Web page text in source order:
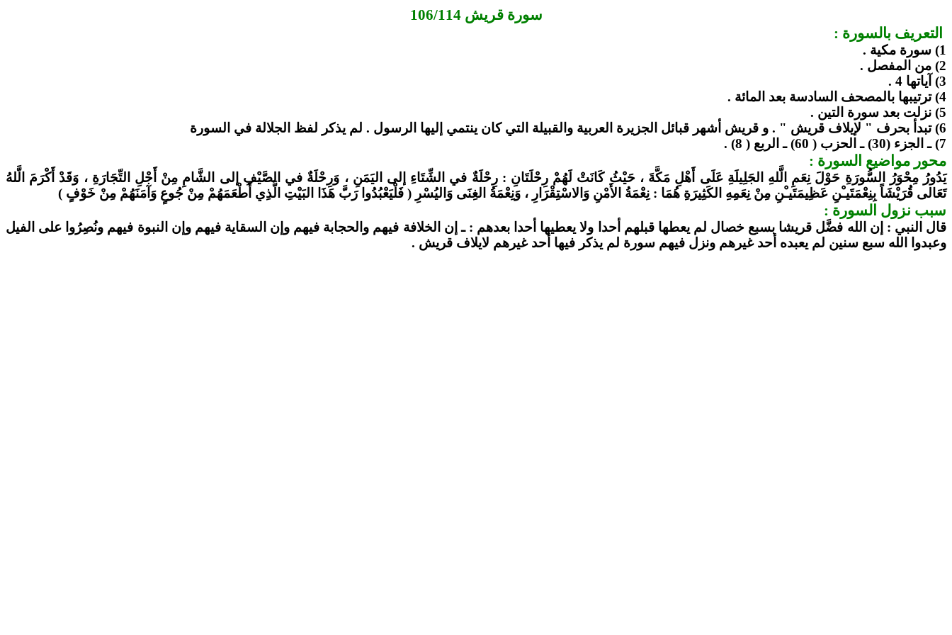
سورة قريش 106/114
التعريف بالسورة :
1) سورة مكية .
2) من المفصل .
3) آياتها 4 .
4) ترتيبها بالمصحف السادسة بعد المائة .
5) نزلت بعد سورة التين .
6) تبدأ بحرف " لإيلاف قريش " . و قريش أشهر قبائل الجزيرة العربية والقبيلة التي كان ينتمي إليها الرسول . لم يذكر لفظ الجلالة في السورة
7) ـ الجزء (30) ـ الحزب ( 60) ـ الربع ( 8) .
محور مواضيع السورة :
يَدُورُ مِحْوَرُ السُّورَةِ حَوْلَ نِعَمِ الَّلهِ الجَلِيلَةِ عَلَى أَهْلِ مَكَّةَ ، حَيْثُ كَانَتْ لَهُمْ رِحْلَتَانِ : رِحْلَةٌ في الشِّتَاءِ إلى اليَمَنِ ، وَرِحْلَةٌ في الصَّيْفِ إلى الشَّامِ مِنْ أَجْلِ التِّجَارَةِ ، وَقَدْ أَكْرَمَ الَّلهُ
تَعَالى قُرَيْشَاً بِنِعْمَتَيـْنِ عَظِيمَتَيـْنِ مِنْ نِعَمِهِ الكَثِيرَةِ هُمَا : نِعْمَةُ الأَمْنِ وَالاسْتِقْرَارِ ، وَنِعْمَةُ الغِنَى وَاليُسْرِ ( فَلْيَعْبُدُوا رَبَّ هَذَا البَيْتِ الَّذِي أَطْعَمَهُمْ مِنْ جُوعٍ وَآمَنَهُمْ مِنْ خَوْفٍ )
سبب نزول السورة :
قال النبي : إن الله فضَّل قريشا بسبع خصال لم يعطها قبلهم أحدا ولا يعطيها أحدا بعدهم : ـ إن الخلافة فيهم والحجابة فيهم وإن السقاية فيهم وإن النبوة فيهم ونُصِرُوا على الفيل
وعبدوا الله سبع سنين لم يعبده أحد غيرهم ونزل فيهم سورة لم يذكر فيها أحد غيرهم لايلاف قريش .